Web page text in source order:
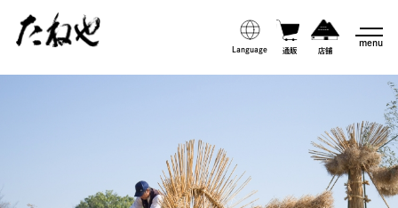
Language 通販 店舗
menu